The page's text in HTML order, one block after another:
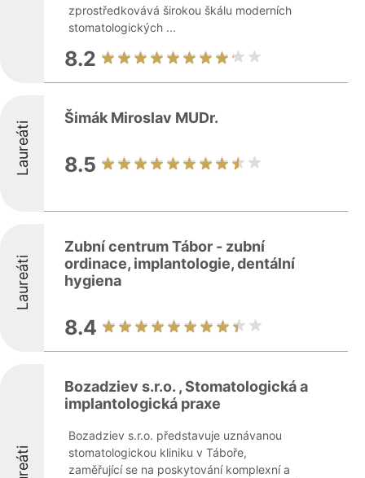
zprostředkovává širokou škálu moderních
stomatologických ...
8.2
Laureáti
Šimák Miroslav MUDr.
8.5
Laureáti
Zubní centrum Tábor - zubní
ordinace, implantologie, dentální
hygiena
8.4
Bozadziev s.r.o. , Stomatologická a
implantologická praxe
Bozadziev s.r.o. představuje uznávanou
stomatologickou kliniku v Táboře,
zaměřující se na poskytování komplexní a